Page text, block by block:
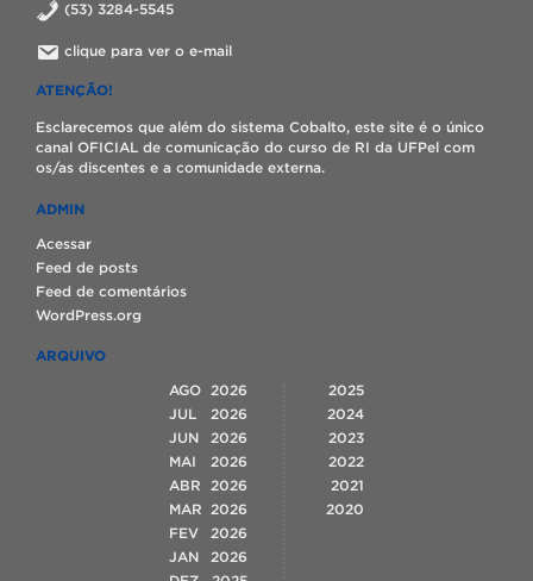
(53) 3284-5545
clique para ver o e-mail
ATENÇÃO!
Esclarecemos que além do sistema Cobalto, este site é o único
canal OFICIAL de comunicação do curso de RI da UFPel com
os/as discentes e a comunidade externa.
ADMIN
Acessar
Feed de posts
Feed de comentários
WordPress.org
ARQUIVO
AGO
2026
JUL
2026
JUN
2026
MAI
2026
ABR
2026
MAR
2026
FEV
2026
JAN
2026
2025
2024
2023
2022
2021
2020